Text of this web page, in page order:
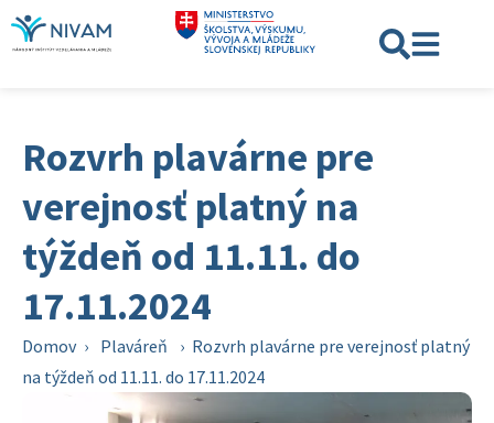
Rozvrh plavárne pre
verejnosť platný na
týždeň od 11.11. do
17.11.2024
Domov › Plaváreň › Rozvrh plavárne pre verejnosť platný
na týždeň od 11.11. do 17.11.2024